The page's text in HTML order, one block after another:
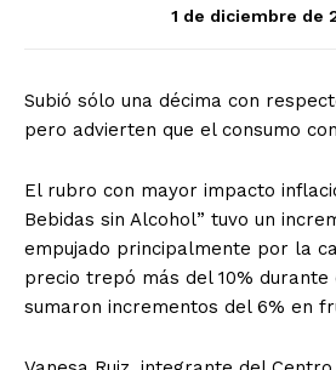
1 de diciembre de
Subió sólo una décima con
pero advierten que el consumo
El rubro con mayor impacto
Bebidas sin Alcohol” tuvo un
empujado principalmente por la
precio trepó más del 10% durante
sumaron incrementos del 6% en